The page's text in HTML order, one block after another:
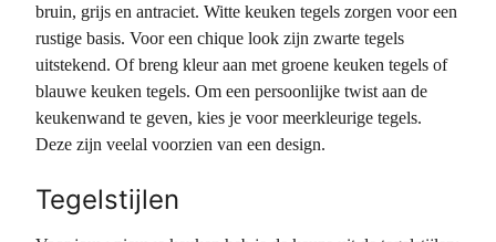
bruin, grijs en antraciet. Witte keuken tegels zorgen voor een
rustige basis. Voor een chique look zijn zwarte tegels
uitstekend. Of breng kleur aan met groene keuken tegels of
blauwe keuken tegels. Om een persoonlijke twist aan de
keukenwand te geven, kies je voor meerkleurige tegels.
Deze zijn veelal voorzien van een design.
Tegelstijlen